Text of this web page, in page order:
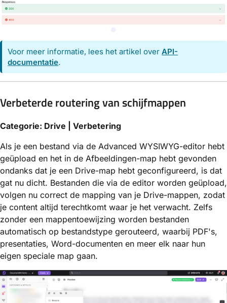
Voor meer informatie, lees het artikel overAPI-
documentatie.
Verbeterde routering van schijfmappen
Categorie: Drive | Verbetering
Als je een bestand via de Advanced WYSIWYG-editor hebt
geüpload en het in de Afbeeldingen-map hebt gevonden
ondanks dat je een Drive-map hebt geconfigureerd, is dat
gat nu dicht. Bestanden die via de editor worden geüpload,
volgen nu correct de mapping van je Drive-mappen, zodat
je content altijd terechtkomt waar je het verwacht. Zelfs
zonder een mappentoewijzing worden bestanden
automatisch op bestandstype gerouteerd, waarbij PDF's,
presentaties, Word-documenten en meer elk naar hun
eigen speciale map gaan.